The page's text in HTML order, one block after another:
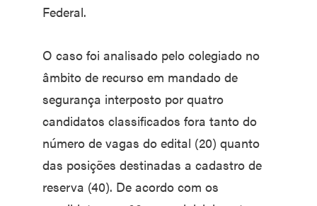
Federal.
O caso foi analisado pelo colegiado no
âmbito de recurso em mandado de
segurança interposto por quatro
candidatos classificados fora tanto do
número de vagas do edital (20) quanto
das posições destinadas a cadastro de
reserva (40). De acordo com os